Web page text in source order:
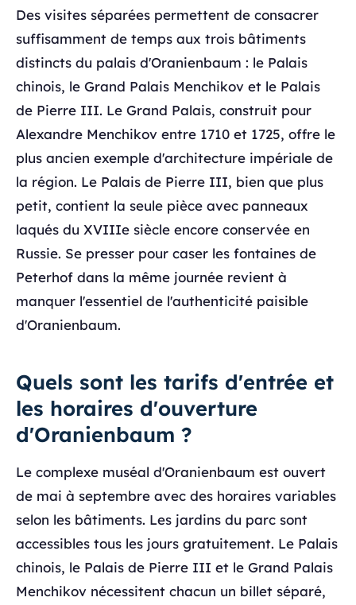
Des visites séparées permettent de consacrer
suffisamment de temps aux trois bâtiments
distincts du palais d'Oranienbaum : le Palais
chinois, le Grand Palais Menchikov et le Palais
de Pierre III. Le Grand Palais, construit pour
Alexandre Menchikov entre 1710 et 1725, offre le
plus ancien exemple d'architecture impériale de
la région. Le Palais de Pierre III, bien que plus
petit, contient la seule pièce avec panneaux
laqués du XVIIIe siècle encore conservée en
Russie. Se presser pour caser les fontaines de
Peterhof dans la même journée revient à
manquer l'essentiel de l'authenticité paisible
d'Oranienbaum.
Quels sont les tarifs d'entrée et
les horaires d'ouverture
d'Oranienbaum ?
Le complexe muséal d'Oranienbaum est ouvert
de mai à septembre avec des horaires variables
selon les bâtiments. Les jardins du parc sont
accessibles tous les jours gratuitement. Le Palais
chinois, le Palais de Pierre III et le Grand Palais
Menchikov nécessitent chacun un billet séparé,